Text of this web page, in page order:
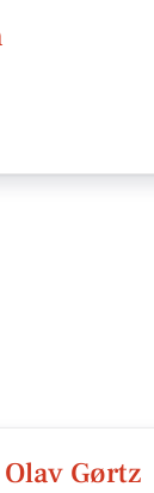
Gørtz